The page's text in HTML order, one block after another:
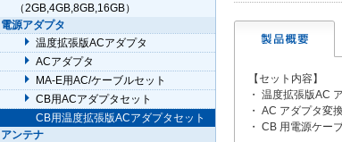
【セット内容】
・ 温度拡張版AC
・ AC アダプタ変
・ CB 用電源ケー
（2GB,4GB,8GB,16GB）
電源アダプタ
温度拡張版ACアダプタ
ACアダプタ
MA-E用AC/ケーブルセット
CB用ACアダプタセット
CB用温度拡張版ACアダプタセット
アンテナ